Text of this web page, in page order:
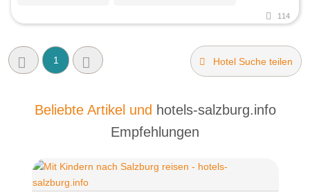
114
1 Hotel Suche teilen
Beliebte Artikel und hotels-salzburg.info
Empfehlungen